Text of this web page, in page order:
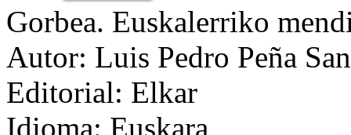
Gorbea. Euskalerriko
Autor: Luis Pedro Peña
Editorial: Elkar
Idioma: Euskara